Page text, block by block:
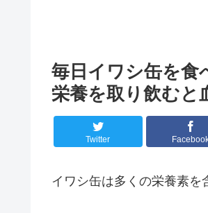
毎日イワシ缶を食
栄養を取り飲むと
Twitter
イワシ缶は多くの栄養素を